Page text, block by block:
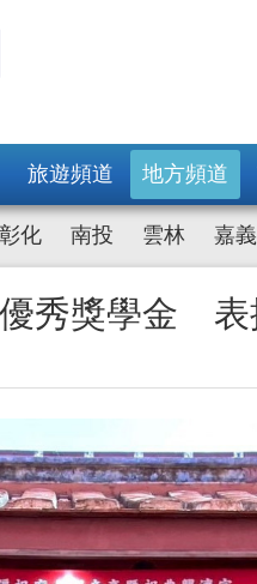
旅遊頻道 地方頻道
彰化 南投 雲林 嘉義
秀獎學金 表